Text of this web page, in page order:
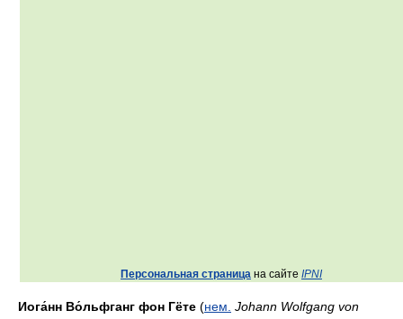
Персональная страница на сайте IPNI
Иога́нн Во́льфганг фон Гёте (нем. Johann Wolfgang von